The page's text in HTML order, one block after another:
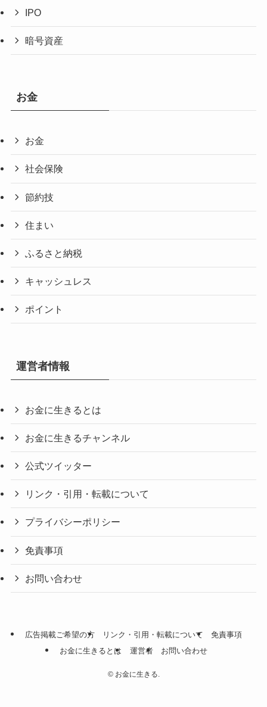
IPO
暗号資産
お金
お金
社会保険
節約技
住まい
ふるさと納税
キャッシュレス
ポイント
運営者情報
お金に生きるとは
お金に生きるチャンネル
公式ツイッター
リンク・引用・転載について
プライバシーポリシー
免責事項
お問い合わせ
広告掲載ご希望の方 リンク・引用・転載について
免責事項
お金に生きるとは
運営者 お問い合わせ
©お金に生きる.